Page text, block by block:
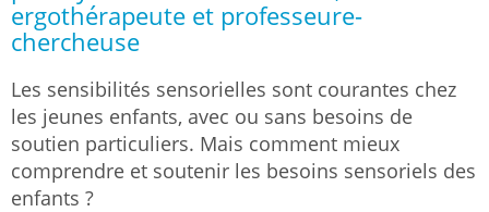
ergothérapeute et professeure-
chercheuse
Les sensibilités sensorielles sont courantes chez
les jeunes enfants, avec ou sans besoins de
soutien particuliers. Mais comment mieux
comprendre et soutenir les besoins sensoriels des
enfants ?